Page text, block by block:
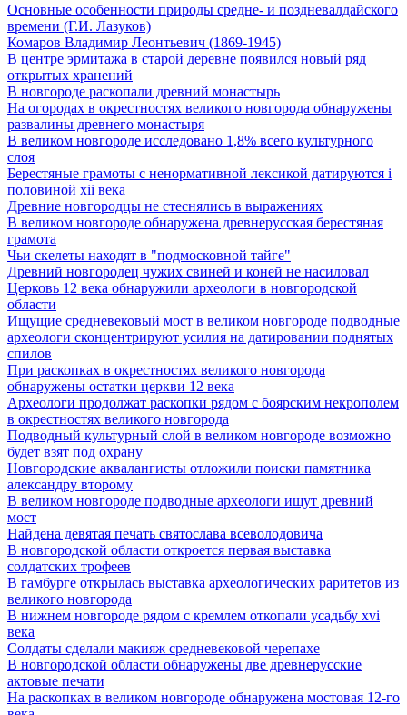
Основные особенности природы средне- и поздневалдайского
времени (Г.И. Лазуков)
Комаров Владимир Леонтьевич (1869-1945)
В центре эрмитажа в старой деревне появился новый ряд
открытых хранений
В новгороде раскопали древний монастырь
На огородах в окрестностях великого новгорода обнаружены
развалины древнего монастыря
В великом новгороде исследовано 1,8% всего культурного
слоя
Берестяные грамоты с ненормативной лексикой датируются i
половиной xii века
Древние новгородцы не стеснялись в выражениях
В великом новгороде обнаружена древнерусская берестяная
грамота
Чьи скелеты находят в "подмосковной тайге"
Древний новгородец чужих свиней и коней не насиловал
Церковь 12 века обнаружили археологи в новгородской
области
Ищущие средневековый мост в великом новгороде подводные
археологи сконцентрируют усилия на датировании поднятых
спилов
При раскопках в окрестностях великого новгорода
обнаружены остатки церкви 12 века
Археологи продолжат раскопки рядом с боярским некрополем
в окрестностях великого новгорода
Подводный культурный слой в великом новгороде возможно
будет взят под охрану
Новгородские аквалангисты отложили поиски памятника
александру второму
В великом новгороде подводные археологи ищут древний
мост
Найдена девятая печать святослава всеволодовича
В новгородской области откроется первая выставка
солдатских трофеев
В гамбурге открылась выставка археологических раритетов из
великого новгорода
В нижнем новгороде рядом с кремлем откопали усадьбу xvi
века
Солдаты сделали макияж средневековой черепахе
В новгородской области обнаружены две древнерусские
актовые печати
На раскопках в великом новгороде обнаружена мостовая 12-го